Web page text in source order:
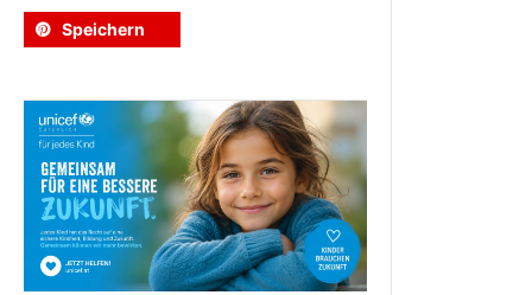
Speichern